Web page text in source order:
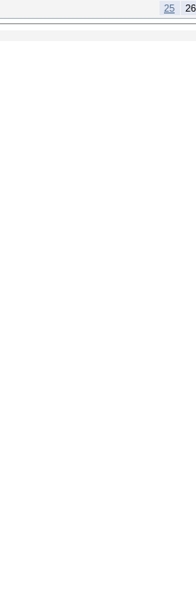
25
26